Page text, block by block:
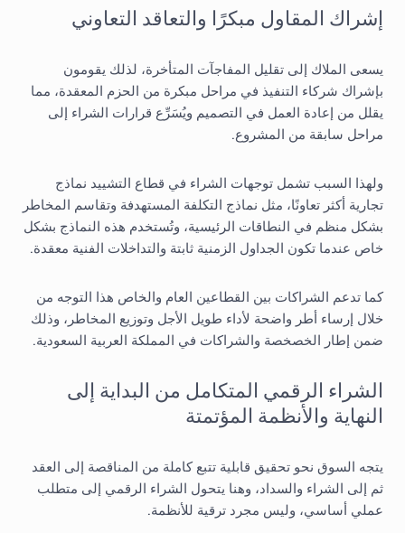
إشراك المقاول مبكرًا والتعاقد التعاوني
يسعى الملاك إلى تقليل المفاجآت المتأخرة، لذلك يقومون
بإشراك شركاء التنفيذ في مراحل مبكرة من الحزم المعقدة، مما
يقلل من إعادة العمل في التصميم ويُسَرِّع قرارات الشراء إلى
مراحل سابقة من المشروع.
ولهذا السبب تشمل توجهات الشراء في قطاع التشييد نماذج
تجارية أكثر تعاونًا، مثل نماذج التكلفة المستهدفة وتقاسم المخاطر
بشكل منظم في النطاقات الرئيسية، وتُستخدم هذه النماذج بشكل
خاص عندما تكون الجداول الزمنية ثابتة والتداخلات الفنية معقدة.
كما تدعم الشراكات بين القطاعين العام والخاص هذا التوجه من
خلال إرساء أطر واضحة لأداء طويل الأجل وتوزيع المخاطر، وذلك
ضمن إطار الخصخصة والشراكات في المملكة العربية السعودية.
الشراء الرقمي المتكامل من البداية إلى
النهاية والأنظمة المؤتمتة
يتجه السوق نحو تحقيق قابلية تتبع كاملة من المناقصة إلى العقد
ثم إلى الشراء والسداد، وهنا يتحول الشراء الرقمي إلى متطلب
عملي أساسي، وليس مجرد ترقية للأنظمة.